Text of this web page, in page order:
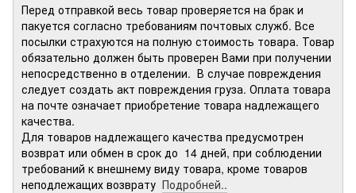
Перед отправкой весь товар проверяется на брак и
пакуется согласно требованиям почтовых служб. Все
посылки страхуются на полную стоимость товара. Товар
обязательно должен быть проверен Вами при получении
непосредственно в отделении. В случае повреждения
следует создать акт повреждения груза. Оплата товара
на почте означает приобретение товара надлежащего
качества.
Для товаров надлежащего качества предусмотрен
возврат или обмен в срок до 14 дней, при соблюдении
требований к внешнему виду товара, кроме товаров
неподлежащих возврату Подробней..